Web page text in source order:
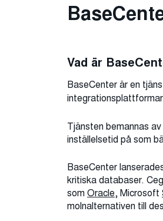
Vad är
BaseCenter är en
Tjänsten bemannas
inställelsetid på som
BaseCenter
kritiska databaser.
som Oracle,Microsoft
molnalternativen till